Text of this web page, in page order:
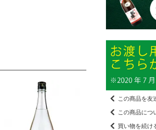
この商品を友
この商品につ
買い物を続け